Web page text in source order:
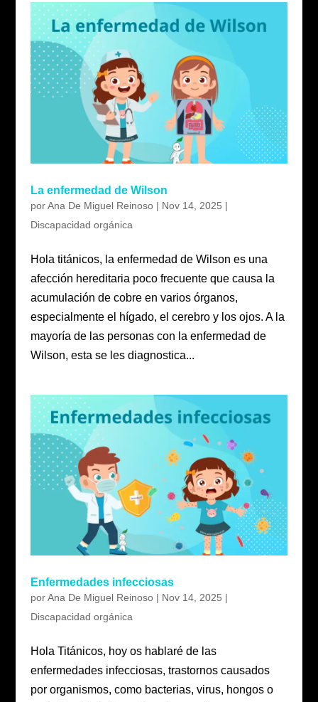
La enfermedad de Wilson
porAna De Miguel Reinoso| Nov 14, 2025 |
Discapacidad orgánica
Hola titánicos, la enfermedad de Wilson es una
afección hereditaria poco frecuente que causa la
acumulación de cobre en varios órganos,
especialmente el hígado, el cerebro y los ojos. A la
mayoría de las personas con la enfermedad de
Wilson, esta se les diagnostica...
Enfermedades infecciosas
porAna De Miguel Reinoso| Nov 14, 2025 |
Discapacidad orgánica
Hola Titánicos, hoy os hablaré de las
enfermedades infecciosas, trastornos causados
por organismos, como bacterias, virus, hongos o